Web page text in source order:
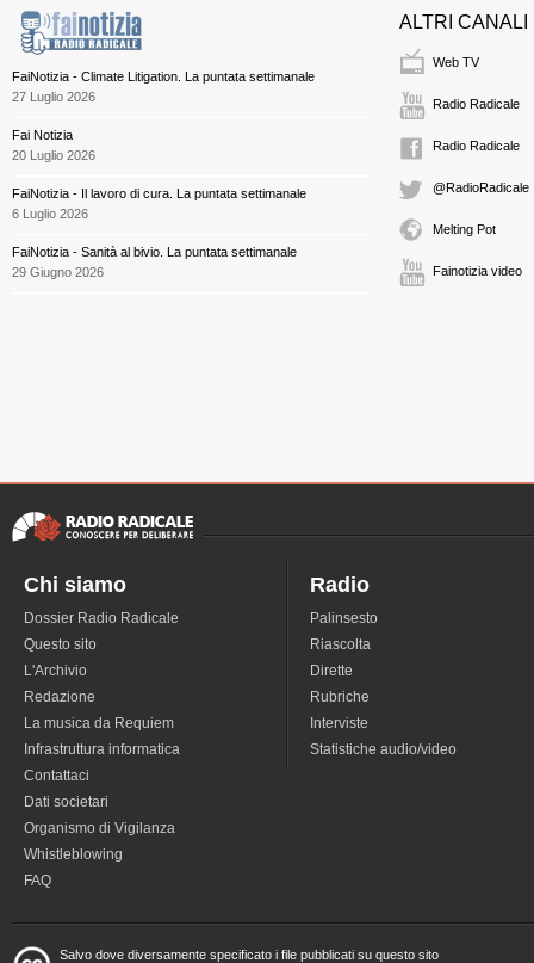
FaiNotizia - Climate Litigation. La puntata settimanale
27 Luglio 2026
Fai Notizia
20 Luglio 2026
FaiNotizia - Il lavoro di cura. La puntata settimanale
6 Luglio 2026
FaiNotizia - Sanità al bivio. La puntata settimanale
29 Giugno 2026
ALTRI CANALI
Web TV
Radio Radicale
Radio Radicale
@RadioRadicale
Melting Pot
Fainotizia video
Chi siamo
Dossier Radio Radicale
Questo sito
L'Archivio
Redazione
La musica da Requiem
Infrastruttura informatica
Contattaci
Dati societari
Organismo di Vigilanza
Whistleblowing
FAQ
Radio
Palinsesto
Riascolta
Dirette
Rubriche
Interviste
Statistiche audio/video
Salvo dove diversamente specificato i file pubblicati su questo sito